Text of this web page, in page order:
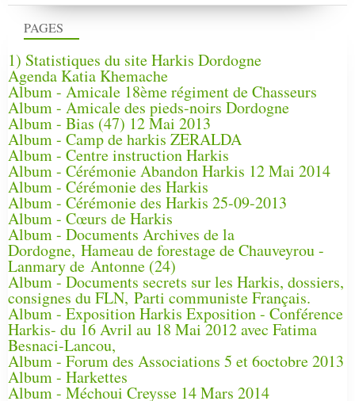
PAGES
1) Statistiques du site Harkis Dordogne
Agenda Katia Khemache
Album - Amicale 18ème régiment de Chasseurs
Album - Amicale des pieds-noirs Dordogne
Album - Bias (47) 12 Mai 2013
Album - Camp de harkis ZERALDA
Album - Centre instruction Harkis
Album - Cérémonie Abandon Harkis 12 Mai 2014
Album - Cérémonie des Harkis
Album - Cérémonie des Harkis 25-09-2013
Album - Cœurs de Harkis
Album - Documents Archives de la
Dordogne, Hameau de forestage de Chauveyrou -
Lanmary de Antonne (24)
Album - Documents secrets sur les Harkis, dossiers,
consignes du FLN, Parti communiste Français.
Album - Exposition Harkis Exposition - Conférence
Harkis- du 16 Avril au 18 Mai 2012 avec Fatima
Besnaci-Lancou,
Album - Forum des Associations 5 et 6octobre 2013
Album - Harkettes
Album - Méchoui Creysse 14 Mars 2014